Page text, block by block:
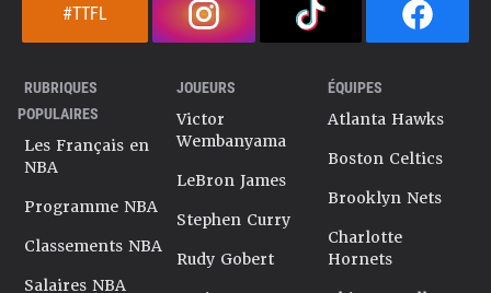
#TTFL
RUBRIQUES
POPULAIRES
Les Français en
NBA
Programme NBA
Classements NBA
Salaires NBA
JOUEURS
Victor
Wembanyama
LeBron James
Stephen Curry
Rudy Gobert
ÉQUIPES
Atlanta Hawks
Boston Celtics
Brooklyn Nets
Charlotte
Hornets